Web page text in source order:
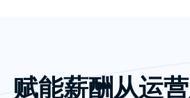
赋能薪酬从运